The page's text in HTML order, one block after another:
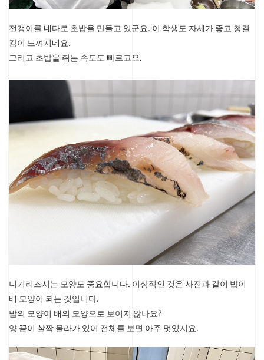
전갱이를 네타로 초밥을 만들고 있군요. 이 학생도 자세가 좋고 청결
감이 느껴지네요.
그리고 초밥을 쥐는 속도도 빠르고요.
니기리즈시는 모양도 중요합니다. 이상적인 것은 사진과 같이 밥이
배 모양이 되는 것입니다.
밥의 모양이 배의 모양으로 보이지 않나요?
양 끝이 살짝 올라가 있어 전체를 보면 아주 멋있지요.